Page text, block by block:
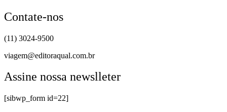
Contate-nos
(11) 3024-9500
viagem@editoraqual.com.br
Assine nossa newslleter
[sibwp_form id=22]